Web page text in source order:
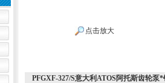
点击放大
PFGXF-327/S意大利ATOS阿托斯齿轮泵*